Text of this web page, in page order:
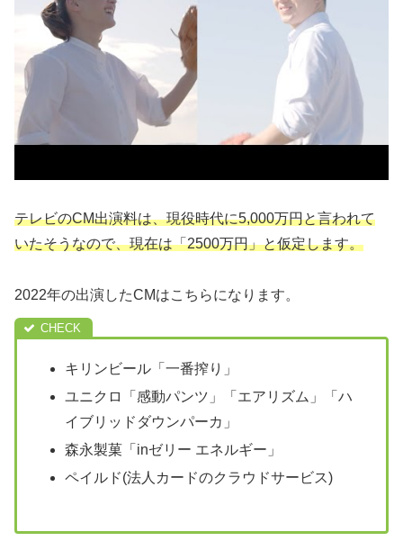
テレビのCM出演料は、現役時代に5,000万円と言われて
いたそうなので、現在は「2500万円」と仮定します。
2022年の出演したCMはこちらになります。
キリンビール「一番搾り」
ユニクロ「感動パンツ」「エアリズム」「ハ
イブリッドダウンパーカ」
森永製菓「inゼリー エネルギー」
ペイルド(法人カードのクラウドサービス)